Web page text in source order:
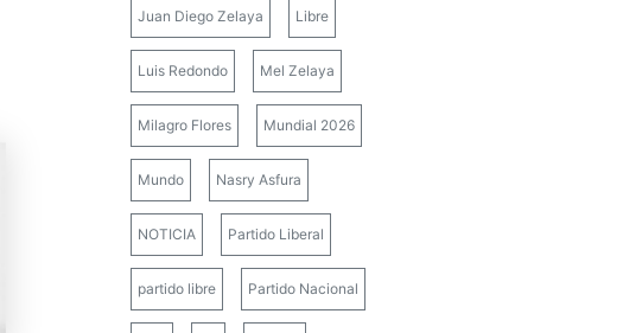
Juan Diego Zelaya Libre
Luis Redondo Mel Zelaya
Milagro Flores Mundial 2026
Mundo Nasry Asfura
NOTICIA Partido Liberal
partido libre Partido Nacional